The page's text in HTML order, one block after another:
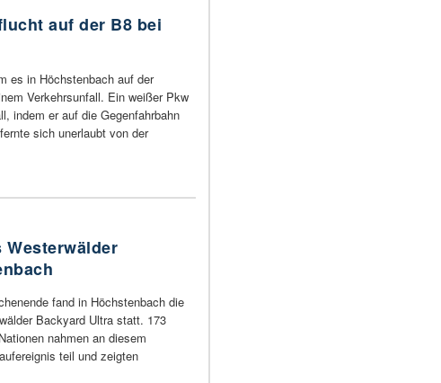
auf der B8 bei
es in Höchstenbach auf der
Verkehrsunfall. Ein weißer Pkw
indem er auf die Gegenfahrbahn
sich unerlaubt von der
Westerwälder
fand in Höchstenbach die
Backyard Ultra statt. 173
nahmen an diesem
teil und zeigten